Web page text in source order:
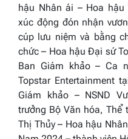
hậu Nhân ái – Hoa
xúc động đón nhận
cúp lưu niệm và bằng
chức – Hoa hậu Đại sứ
Ban Giám khảo – Ca
Topstar Entertainment
Giám khảo – NSND
trưởng Bộ Văn hóa, Thể
Thị Thủy – Hoa hậu